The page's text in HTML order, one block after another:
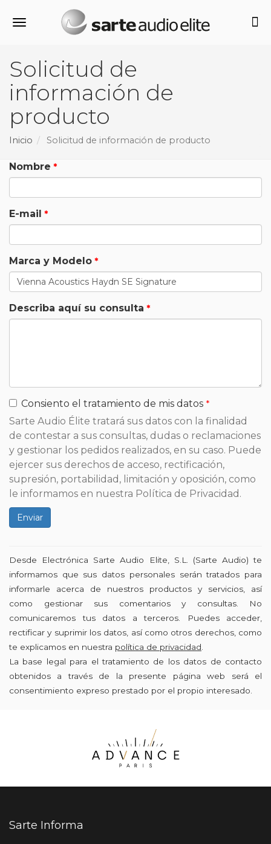
Alternar navegación
Solicitud de
información de
producto
Inicio Solicitud de información de producto
Nombre
E-mail
Marca y Modelo
Describa aquí su consulta
Consiento el tratamiento de mis datos
Sarte Audio Élite tratará sus datos con la finalidad
de contestar a sus consultas, dudas o reclamaciones
y gestionar los pedidos realizados, en su caso. Puede
ejercer sus derechos de acceso, rectificación,
supresión, portabilidad, limitación y oposición, como
le informamos en nuestra Política de Privacidad.
Enviar
Desde Electrónica Sarte Audio Elite, S.L. (Sarte Audio) te
informamos que sus datos personales serán tratados para
informarle acerca de nuestros productos y servicios, así
como gestionar sus comentarios y consultas. No
comunicaremos tus datos a terceros. Puedes acceder,
rectificar y suprimir los datos, así como otros derechos, como
te explicamos en nuestra política de privacidad
La base legal para el tratamiento de los datos de contacto
obtenidos a través de la presente página web será el
consentimiento expreso prestado por el propio interesado.
Sarte Informa